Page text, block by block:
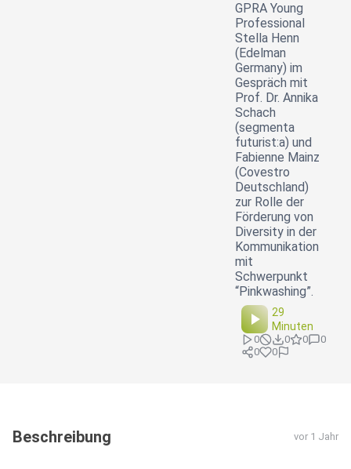
GPRA Young
Professional
Stella Henn
(Edelman
Germany) im
Gespräch mit
Prof. Dr. Annika
Schach
(segmenta
futurist:a) und
Fabienne Mainz
(Covestro
Deutschland)
zur Rolle der
Förderung von
Diversity in der
Kommunikation
mit
Schwerpunkt
“Pinkwashing”.
29
Minuten
0 0 0
0
0
0
Beschreibung vor 1 Jahr